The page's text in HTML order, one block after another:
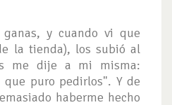
y cuando vi que
la tienda), los subió al
me dije a mi misma:
puro pedirlos". Y de
haberme hecho